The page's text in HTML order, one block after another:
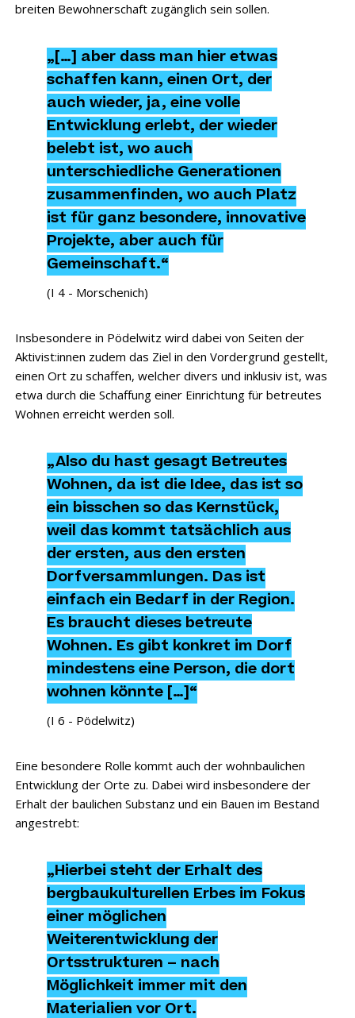
breiten Bewohnerschaft zugänglich sein sollen.
„[…] aber dass man hier etwas
schaffen kann, einen Ort, der
auch wieder, ja, eine volle
Entwicklung erlebt, der wieder
belebt ist, wo auch
unterschiedliche Generationen
zusammenfinden, wo auch Platz
ist für ganz besondere, innovative
Projekte, aber auch für
Gemeinschaft.“
(I 4 - Morschenich)
Insbesondere in Pödelwitz wird dabei von Seiten der
Aktivist:innen zudem das Ziel in den Vordergrund gestellt,
einen Ort zu schaffen, welcher divers und inklusiv ist, was
etwa durch die Schaffung einer Einrichtung für betreutes
Wohnen erreicht werden soll.
„Also du hast gesagt Betreutes
Wohnen, da ist die Idee, das ist so
ein bisschen so das Kernstück,
weil das kommt tatsächlich aus
der ersten, aus den ersten
Dorfversammlungen. Das ist
einfach ein Bedarf in der Region.
Es braucht dieses betreute
Wohnen. Es gibt konkret im Dorf
mindestens eine Person, die dort
wohnen könnte […]“
(I 6 - Pödelwitz)
Eine besondere Rolle kommt auch der wohnbaulichen
Entwicklung der Orte zu. Dabei wird insbesondere der
Erhalt der baulichen Substanz und ein Bauen im Bestand
angestrebt:
„Hierbei steht der Erhalt des
bergbaukulturellen Erbes im Fokus
einer möglichen
Weiterentwicklung der
Ortsstrukturen – nach
Möglichkeit immer mit den
Materialien vor Ort.